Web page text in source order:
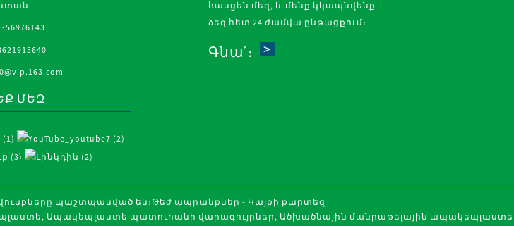
56976143
ՄԵԶ
հասցեն մեզ, և մենք կկապնվենք
ձեզ հետ 24 ժամվա ընթացքում։
Գնա՛։
պաշտպանված են։ Թեժ ապրանքներ - Կայքի քարտեզ
, Ապակեպլաստե պատուհանի վարագույրներ , Ածխածնային մանրաթելային ապակեպլաստե